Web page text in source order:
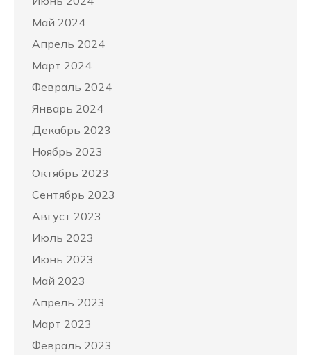
Май 2024
Апрель 2024
Март 2024
Февраль 2024
Январь 2024
Декабрь 2023
Ноябрь 2023
Октябрь 2023
Сентябрь 2023
Август 2023
Июль 2023
Июнь 2023
Май 2023
Апрель 2023
Март 2023
Февраль 2023